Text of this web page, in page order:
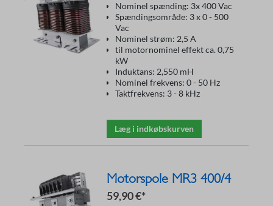
Nominel spænding: 3x 400 Vac
Spændingsområde: 3 x 0 - 500
Vac
Nominel strøm: 2,5 A
til motornominel effekt ca. 0,75
kW
Induktans: 2,550 mH
Nominel frekvens: 0 - 50 Hz
Taktfrekvens: 3 - 8 kHz
Læg i indkøbskurven
Motorspole MR3 400/4
59,90 €*